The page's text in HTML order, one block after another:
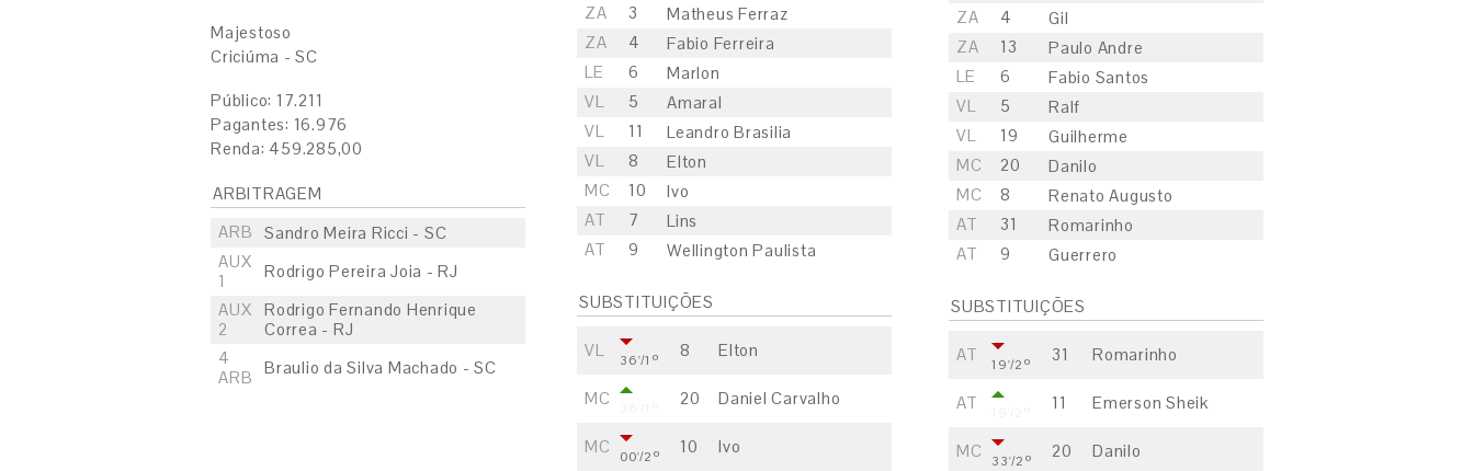
Majestoso
Criciúma - SC
Público: 17.211
Pagantes: 16.976
Renda: 459.285,00
ARBITRAGEM
ARB
Sandro Meira Ricci - SC
AUX
1
Rodrigo Pereira Joia - RJ
AUX
2
Rodrigo Fernando Henrique
Correa - RJ
4
ARB
Braulio da Silva Machado - SC
ZA
3
Matheus Ferraz
ZA
4
Fabio Ferreira
LE
6
Marlon
VL
5
Amaral
VL
11
Leandro Brasilia
VL
8
Elton
MC
10
Ivo
AT
7
Lins
AT
9 Wellington Paulista
SUBSTITUIÇÕES
VL 36'/1º 8 Elton
MC 20 Daniel Carvalho
MC 00'/2º 10 Ivo
ZA
4
Gil
ZA
13
Paulo Andre
LE
6
Fabio Santos
VL
5
Ralf
VL
19
Guilherme
MC
20
Danilo
MC
8
Renato Augusto
AT
31
Romarinho
AT
9 Guerrero
SUBSTITUIÇÕES
AT 19'/2º 31 Romarinho
AT 11 Emerson Sheik
MC 33'/2º 20 Danilo